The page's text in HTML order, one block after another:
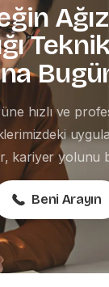
Ağız
hızlı ve
kariyer yolunu
Beni Arayın